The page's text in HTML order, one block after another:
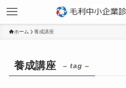
ホーム 養成講座
養成講座 – tag –